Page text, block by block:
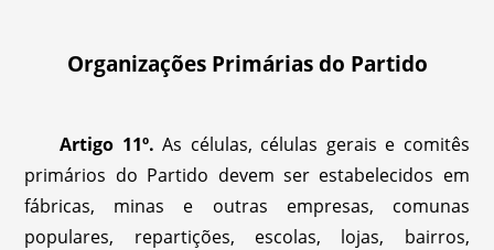
Organizações Primárias do Partido
Artigo 11º. As células, células gerais e comitês
primários do Partido devem ser estabelecidos em
fábricas, minas e outras empresas, comunas
populares, repartições, escolas, lojas, bairros,